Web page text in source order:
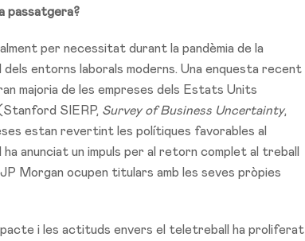
passatgera?
per necessitat durant la pandèmia de la
entorns laborals moderns. Una enquesta recent
majoria de les empreses dels Estats Units
SIERP, Survey of Business Uncertainty,
estan revertint les polítiques favorables al
anunciat un impuls per al retorn complet al treball
Morgan ocupen titulars amb les seves pròpies
i les actituds envers el teletreball ha proliferat